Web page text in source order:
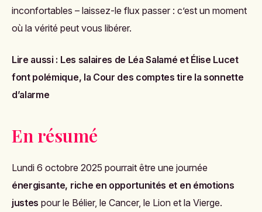
inconfortables – laissez-le flux passer : c’est un moment
où la vérité peut vous libérer.
Lire aussi : Les salaires de Léa Salamé et Élise Lucet
font polémique, la Cour des comptes tire la sonnette
d’alarme
En résumé
Lundi 6 octobre 2025 pourrait être une journée
énergisante, riche en opportunités et en émotions
justes pour le Bélier, le Cancer, le Lion et la Vierge.